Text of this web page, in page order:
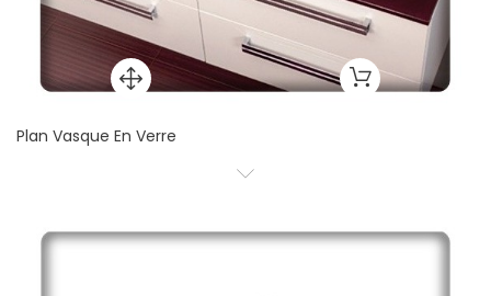
Plan Vasque En Verre